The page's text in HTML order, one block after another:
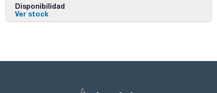
Disponibilidad
Ver stock